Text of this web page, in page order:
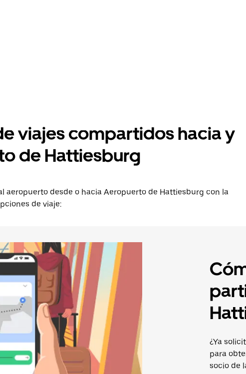
viajes compartidos hacia y
de Hattiesburg
aeropuerto desde o hacia Aeropuerto de Hattiesburg con la
de viaje:
¿Ya
para
socio de